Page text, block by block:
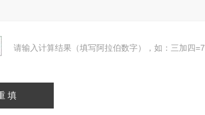
请输入计算结果（填写阿拉伯数字），如：三加四=7